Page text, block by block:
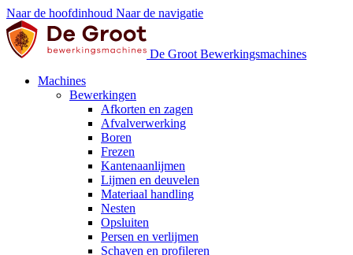
Naar de hoofdinhoud Naar de navigatie
De Groot Bewerkingsmachines
Machines
Bewerkingen
Afkorten en zagen
Afvalverwerking
Boren
Frezen
Kantenaanlijmen
Lijmen en deuvelen
Materiaal handling
Nesten
Opsluiten
Persen en verlijmen
Schaven en profileren